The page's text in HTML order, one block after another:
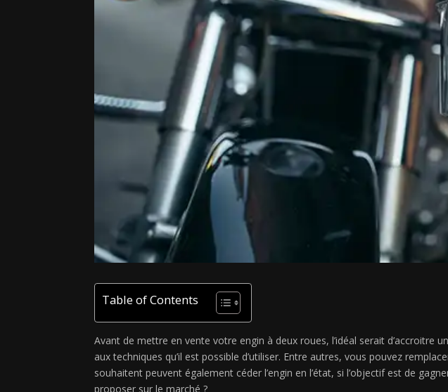
Table of Contents
Avant de mettre en vente votre engin à deux roues, l’idéal serait d’accroitre
aux techniques qu’il est possible d’utiliser. Entre autres, vous pouvez
souhaitent peuvent également céder l’engin en l’état, si l’objectif est de
proposer sur le marché ?